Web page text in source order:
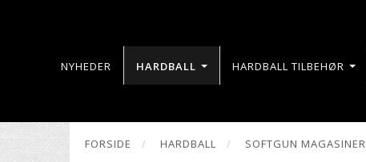
NYHEDER HARDBALL HARDBALL TILBEHØR
FORSIDE HARDBALL SOFTGUN MAGASINER